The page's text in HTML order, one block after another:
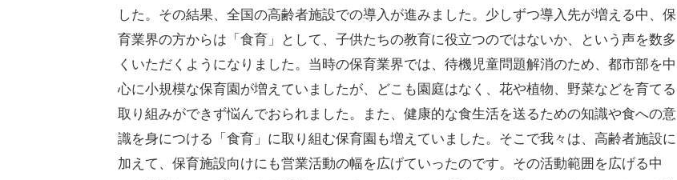
した。その結果、全国の高齢者施設での導入が進みました。少しずつ導入先が増える中、保
育業界の方からは「食育」として、子供たちの教育に役立つのではないか、という声を数多
くいただくようになりました。当時の保育業界では、待機児童問題解消のため、都市部を中
心に小規模な保育園が増えていましたが、どこも園庭はなく、花や植物、野菜などを育てる
取り組みができず悩んでおられました。また、健康的な食生活を送るための知識や食への意
識を身につける「食育」に取り組む保育園も増えていました。そこで我々は、高齢者施設に
加えて、保育施設向けにも営業活動の幅を広げていったのです。その活動範囲を広げる中